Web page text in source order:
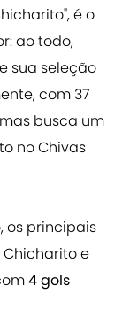
é o
ao todo,
sua seleção
com 37
busca um
no Chivas
os principais
e
4 gols